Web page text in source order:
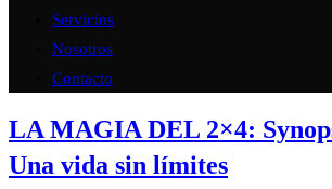
Servicios
Nosotros
Contacto
LA MAGIA DEL 2×4:
Una vida sin límites